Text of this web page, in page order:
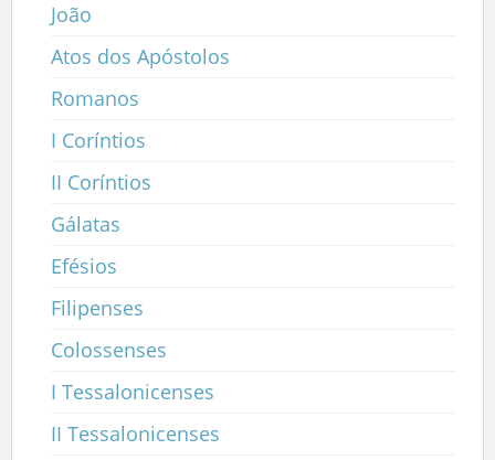
João
Atos dos Apóstolos
Romanos
I Coríntios
II Coríntios
Gálatas
Efésios
Filipenses
Colossenses
I Tessalonicenses
II Tessalonicenses